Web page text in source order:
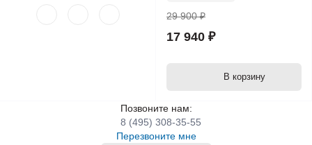
29 900 ₽
17 940 ₽
В корзину
Позвоните нам:
8 (495) 308-35-55
Перезвоните мне